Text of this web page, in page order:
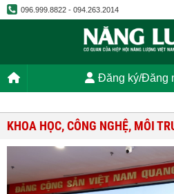
096.999.8822 - 094.263.2014
Đăng ký/Đăng
KHOA HỌC, CÔNG NGHỆ, MÔI